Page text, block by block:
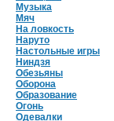
Музыка
Мяч
На ловкость
Наруто
Настольные игры
Ниндзя
Обезьяны
Оборона
Образование
Огонь
Одевалки